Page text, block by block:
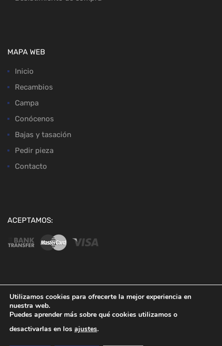
MAPA WEB
Inicio
Recambios
Campa
Conócenos
Bajas y tasación
Pedir pieza
Contacto
ACEPTAMOS:
Utilizamos cookies para ofrecerte la mejor experiencia en
nuestra web.
Puedes aprender más sobre qué cookies utilizamos o
desactivarlas en los ajustes.